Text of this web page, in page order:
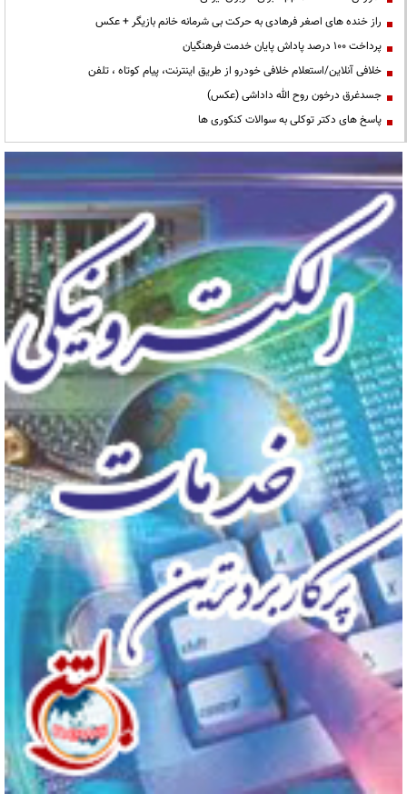
راز خنده های اصغر فرهادی به حرکت بی شرمانه خانم بازیگر + عکس
پرداخت ۱۰۰ درصد پاداش پایان خدمت فرهنگیان
خلافی آنلاین/استعلام خلافی خودرو از طریق اینترنت، پیام کوتاه ، تلفن
جسدغرق درخون روح الله داداشی (عکس)
پاسخ های دکتر توکلی به سوالات کنکوری ها